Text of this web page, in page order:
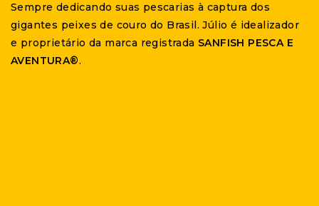
Sempre dedicando suas pescarias à captura dos
gigantes peixes de couro do Brasil. Júlio é idealizador
e proprietário da marca registrada SANFISH PESCA E
AVENTURA®.